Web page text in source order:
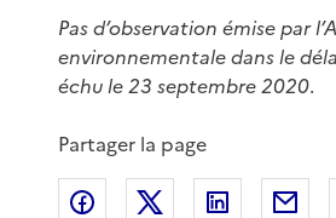
Pas d’observation émise par
environnementale dans le
échu le 23 septembre 2020.
Partager la page
Partager sur Facebook
Partager sur X
Partager